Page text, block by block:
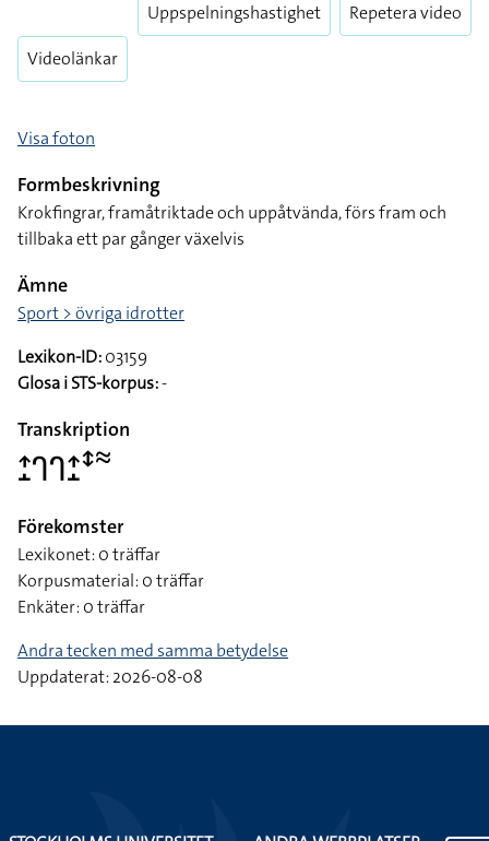
Videolänkar
Uppspelningshastighet Repetera video
Visa foton
Formbeskrivning
Krokfingrar, framåtriktade och uppåtvända, förs fram och
tillbaka ett par gånger växelvis
Ämne
Sport > övriga idrotter
Lexikon-ID:03159
Glosa i STS-korpus:-
Transkription
􌤴􌤸􌤪􌤪􌤴􌤸􌥥􌦇
Förekomster
Lexikonet: 0 träffar
Korpusmaterial: 0 träffar
Enkäter: 0 träffar
Andra tecken med samma betydelse
Uppdaterat: 2026-08-08